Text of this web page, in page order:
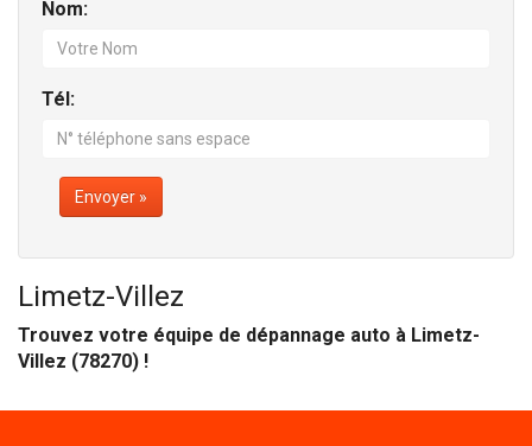
Nom:
Tél:
Envoyer »
Limetz-Villez
Trouvez votre équipe de dépannage auto à Limetz-
Villez (78270) !